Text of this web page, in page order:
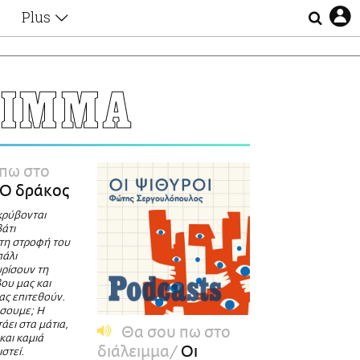
Plus
Αφιερώματα
Ζώδια
Οι Αθηναίοι
Απώλειες
Lgbtqi+
Επιλογές
στο
Ο δράκος
στροφή του
τη
μας και
επιτεθούν.
Η
στα μάτια,
καμιά
Θα σου πω στο
διάλειμμα Οι